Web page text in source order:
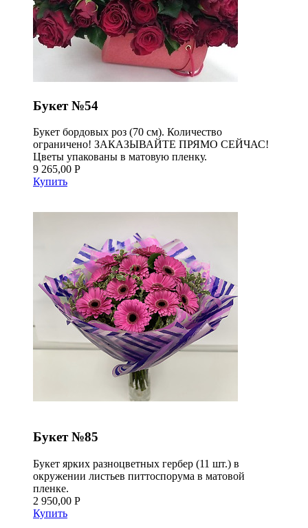
Букет №54
Букет бордовых роз (70 см). Количество
ограничено! ЗАКАЗЫВАЙТЕ ПРЯМО СЕЙЧАС!
Цветы упакованы в матовую пленку.
9 265,00 Р
Купить
Букет №85
Букет ярких разноцветных гербер (11 шт.) в
окружении листьев питтоспорума в матовой
пленке.
2 950,00 Р
Купить